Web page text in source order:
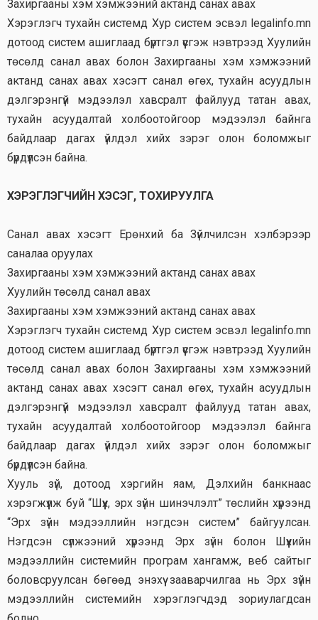
Захиргааны хэм хэмжээний актанд санах авах
Хэрэглэгч тухайн системд Хур систем эсвэл legalinfo.mn
дотоод систем ашиглаад бүртгэл үүсгэж нэвтрээд Хуулийн
төсөлд санал авах болон Захиргааны хэм хэмжээний
актанд санах авах хэсэгт санал өгөх, тухайн асуудлын
дэлгэрэнгүй мэдээлэл хавсралт файлууд татан авах,
тухайн асуудалтай холбоотойгоор мэдээлэл байнга
байдлаар дагах үйлдэл хийх зэрэг олон боломжыг
бүрдүүлсэн байна.
ХЭРЭГЛЭГЧИЙН ХЭСЭГ, ТОХИРУУЛГА
Санал авах хэсэгт Ерөнхий ба Зүйлчилсэн хэлбэрээр
саналаа оруулах
Захиргааны хэм хэмжээний актанд санах авах
Хуулийн төсөлд санал авах
Захиргааны хэм хэмжээний актанд санах авах
Хэрэглэгч тухайн системд Хур систем эсвэл legalinfo.mn
дотоод систем ашиглаад бүртгэл үүсгэж нэвтрээд Хуулийн
төсөлд санал авах болон Захиргааны хэм хэмжээний
актанд санах авах хэсэгт санал өгөх, тухайн асуудлын
дэлгэрэнгүй мэдээлэл хавсралт файлууд татан авах,
тухайн асуудалтай холбоотойгоор мэдээлэл байнга
байдлаар дагах үйлдэл хийх зэрэг олон боломжыг
бүрдүүлсэн байна.
Хууль зүй, дотоод хэргийн яам, Дэлхийн банкнаас
хэрэгжүүлж буй “Шүүх, эрх зүйн шинэчлэлт” төслийн хүрээнд
“Эрх зүйн мэдээллийн нэгдсэн систем” байгуулсан.
Нэгдсэн сүлжээний хүрээнд Эрх зүйн болон Шүүхийн
мэдээллийн системийн програм хангамж, веб сайтыг
боловсруулсан бөгөөд энэхүү зааварчилгаа нь Эрх зүйн
мэдээллийн системийн хэрэглэгчдэд зориулагдсан